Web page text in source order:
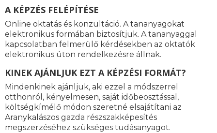
A KÉPZÉS FELÉPÍTÉSE
Online oktatás és konzultáció. A tananyagokat
elektronikus formában biztosítjuk. A tananyaggal
kapcsolatban felmerülő kérdésekben az oktatók
elektronikus úton rendelkezésre állnak.
KINEK AJÁNLJUK EZT A KÉPZÉSI FORMÁT?
Mindenkinek ajánljuk, aki ezzel a módszerrel
otthonról, kényelmesen, saját időbeosztással,
költségkímélő módon szeretné elsajátítani az
Aranykalászos gazda részszakképesítés
megszerzéséhez szükséges tudásanyagot.